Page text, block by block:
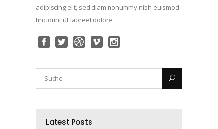
adipiscing elit, sed diam nonummy nibh euismod
tincidunt ut laoreet dolore
Latest Posts